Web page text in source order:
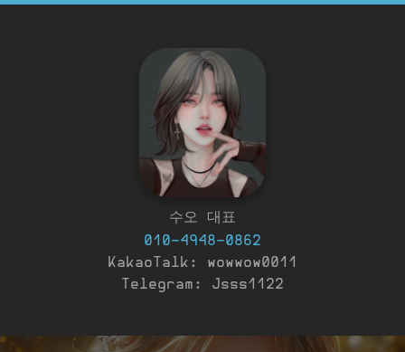
수오 대표
010-4948-0862
KakaoTalk: wowwow0011
Telegram: Jsss1122